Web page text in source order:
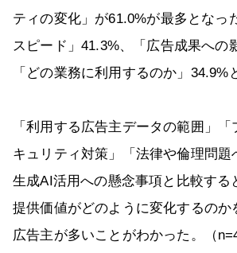
ティの変化」が61.0%が最多となっ
スピード」41.3%、「広告成果への
「どの業務に利用するのか」34.9%
「利用する広告主データの範囲」
キュリティ対策」「法律や倫理問題
生成AI活用への懸念事項と比較する
提供価値がどのように変化するのか
広告主が多いことがわかった。（